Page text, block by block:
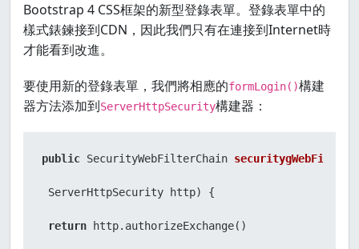
Bootstrap 4 CSS框架的新型登錄表單。登錄表單中的
樣式錶鍊接到CDN，因此我們只有在連接到Internet時
才能看到改進。
要使用新的登錄表單，我們將相應的formLogin()構建
器方法添加到ServerHttpSecurity構建器：
public SecurityWebFilterChain
ServerHttpSecurity http) {
return http.authorizeExchange()